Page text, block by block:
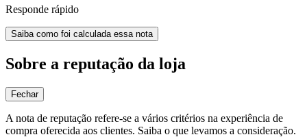
Responde rápido
Saiba como foi calculada essa nota
Sobre a reputação da loja
Fechar
A nota de reputação refere-se a vários critérios na experiência de
compra oferecida aos clientes. Saiba o que levamos a consideração.